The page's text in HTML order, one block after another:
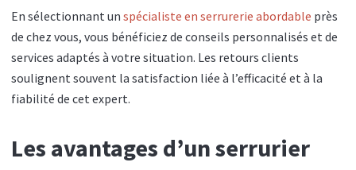
En sélectionnant un spécialiste en serrurerie abordable près
de chez vous, vous bénéficiez de conseils personnalisés et de
services adaptés à votre situation. Les retours clients
soulignent souvent la satisfaction liée à l’efficacité et à la
fiabilité de cet expert.
Les avantages d’un serrurier